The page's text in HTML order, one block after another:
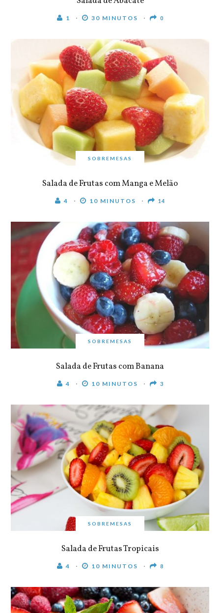
1 30 MINUTOS 0
SOBREMESAS
Salada de Frutas com Manga e Melão
4 10 MINUTOS 14
SOBREMESAS
Salada de Frutas com Banana
4 10 MINUTOS 3
SOBREMESAS
Salada de Frutas Tropicais
4 10 MINUTOS 8